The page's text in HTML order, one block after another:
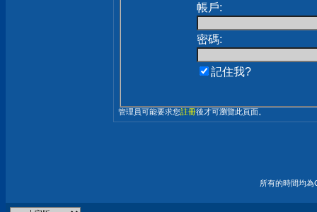
帳戶:
密碼:
記住我?
管理員可能要求您註冊後才可瀏覽此頁面。
所有的時間均為